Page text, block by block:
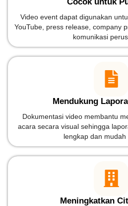
Video event dapat digunakan
YouTube, press release, company
komunikasi
Mendukung
Dokumentasi video membantu
acara secara visual sehingga
lengkap dan mudah
Meningkatkan